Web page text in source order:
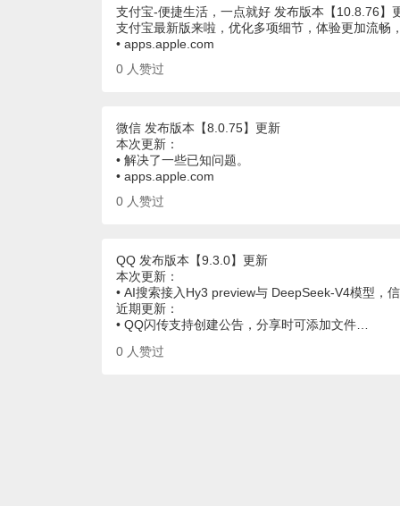
支付宝-便捷生活，一点就好 发布版本【10.8.76】
支付宝最新版来啦，优化多项细节，体验更加流畅
• apps.apple.com
0 人赞过
微信 发布版本【8.0.75】更新
本次更新：
• 解决了一些已知问题。
• apps.apple.com
0 人赞过
QQ 发布版本【9.3.0】更新
本次更新：
• AI搜索接入Hy3 preview与 DeepSeek-V4模型，
近期更新：
• QQ闪传支持创建公告，分享时可添加文件…
0 人赞过